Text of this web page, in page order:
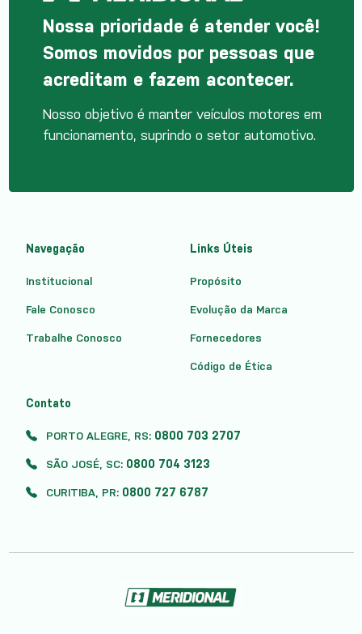
Nossa prioridade é atender você!
Somos movidos por pessoas que
acreditam e fazem acontecer.
Nosso objetivo é manter veículos motores em
funcionamento, suprindo o setor automotivo.
Navegação
Institucional
Fale Conosco
Trabalhe Conosco
Links Úteis
Propósito
Evolução da Marca
Fornecedores
Código de Ética
Contato
PORTO ALEGRE, RS: 0800 703 2707
SÃO JOSÉ, SC: 0800 704 3123
CURITIBA, PR: 0800 727 6787